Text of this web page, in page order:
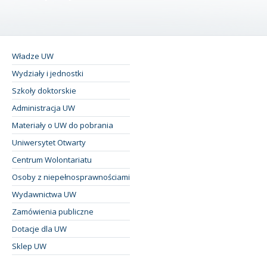
Władze UW
Wydziały i jednostki
Szkoły doktorskie
Administracja UW
Materiały o UW do pobrania
Uniwersytet Otwarty
Centrum Wolontariatu
Osoby z niepełnosprawnościami
Wydawnictwa UW
Zamówienia publiczne
Dotacje dla UW
Sklep UW